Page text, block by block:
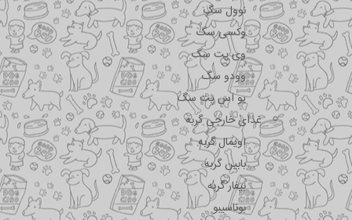
نوول سگ
وکسی سگ
وی پت سگ
وودو سگ
یو اس پت سگ
غذای خارجی گربه
اویمال گربه
بابین گربه
بیفار گربه
بوناسیبو